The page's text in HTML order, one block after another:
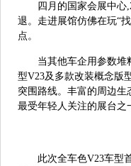
四月的国家会展中
退。走进展馆仿佛在玩“
点。
当其他车企用参数堆
型V23及多款改装概念版
突围路线。丰富的周边
最受年轻人关注的展台之
此次全车色V23车型